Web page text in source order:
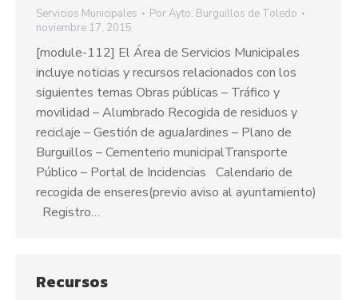
Servicios Municipales PorAyto. Burguillos de Toledo
noviembre 17, 2015
[module-112] El Área de Servicios Municipales
incluye noticias y recursos relacionados con los
siguientes temas Obras públicas – Tráfico y
movilidad – Alumbrado Recogida de residuos y
reciclaje – Gestión de aguaJardines – Plano de
Burguillos – Cementerio municipalTransporte
Público – Portal de Incidencias Calendario de
recogida de enseres(previo aviso al ayuntamiento)
Registro…
Recursos